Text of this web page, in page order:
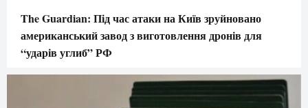
The Guardian: Під час атаки на Київ зруйновано
американський завод з виготовлення дронів для
“ударів углиб” РФ